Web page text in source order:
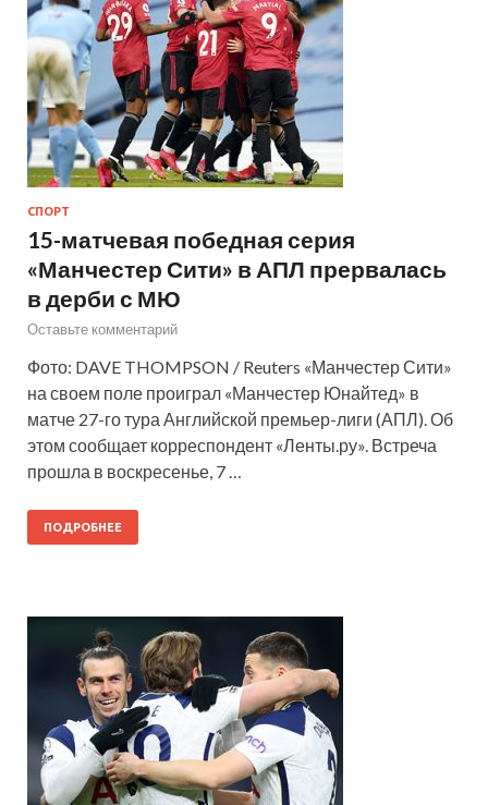
СПОРТ
15-матчевая победная серия
«Манчестер Сити» в АПЛ прервалась
в дерби с МЮ
Оставьте комментарий
Фото: DAVE THOMPSON / Reuters «Манчестер Сити»
на своем поле проиграл «Манчестер Юнайтед» в
матче 27-го тура Английской премьер-лиги (АПЛ). Об
этом сообщает корреспондент «Ленты.ру». Встреча
прошла в воскресенье, 7 …
ПОДРОБНЕЕ